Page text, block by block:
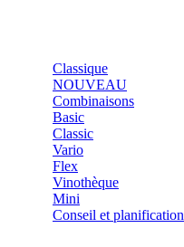
Classique
NOUVEAU
Combinaisons
Basic
Classic
Vario
Flex
Vinothèque
Mini
Conseil et planification